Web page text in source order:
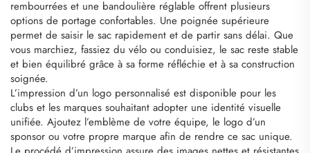
rembourrées et une bandoulière réglable offrent plusieurs
options de portage confortables. Une poignée supérieure
permet de saisir le sac rapidement et de partir sans délai. Que
vous marchiez, fassiez du vélo ou conduisiez, le sac reste stable
et bien équilibré grâce à sa forme réfléchie et à sa construction
soignée.
L’impression d’un logo personnalisé est disponible pour les
clubs et les marques souhaitant adopter une identité visuelle
unifiée. Ajoutez l’emblème de votre équipe, le logo d’un
sponsor ou votre propre marque afin de rendre ce sac unique.